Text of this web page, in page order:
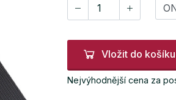
Vložit do košíku
Nejvýhodnější cena za